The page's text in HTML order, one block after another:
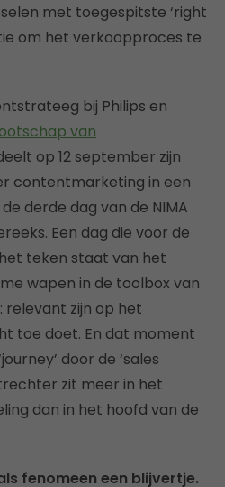
met toegespitste ‘right
om het verkoopproces te
bij Philips en
van
op 12 september zijn
contentmarketing in een
derde dag van de NIMA
Een dag die voor de
teken staat van het
wapen in de toolbox van
zijn op het
toe doet. En dat moment
door de ‘sales
zit meer in het
dan in het hoofd van de
fenomeen een blijvertje.